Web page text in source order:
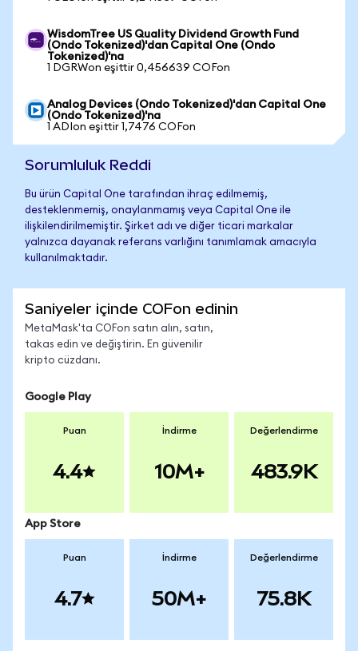
WisdomTree US Quality Dividend Growth Fund
(Ondo Tokenized)'dan Capital One (Ondo
Tokenized)'na
1 DGRWon eşittir 0,456639 COFon
Analog Devices (Ondo Tokenized)'dan Capital One
(Ondo Tokenized)'na
1 ADIon eşittir 1,7476 COFon
Sorumluluk Reddi
Bu ürün Capital One tarafından ihraç edilmemiş,
desteklenmemiş, onaylanmamış veya Capital One ile
ilişkilendirilmemiştir. Şirket adı ve diğer ticari markalar
yalnızca dayanak referans varlığını tanımlamak amacıyla
kullanılmaktadır.
Saniyeler içinde COFon edinin
MetaMask'ta COFon satın alın, satın,
takas edin ve değiştirin. En güvenilir
kripto cüzdanı.
Google Play
Puan
4.4
İndirme
10M+
Değerlendirme
483.9K
App Store
Puan
4.7
İndirme
50M+
Değerlendirme
75.8K